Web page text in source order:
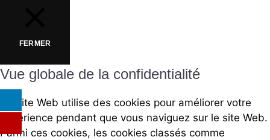
FERMER
Vue globale de la confidentialité
Ce site Web utilise des cookies pour améliorer votre
expérience pendant que vous naviguez sur le site Web.
Parmi ces cookies, les cookies classés comme